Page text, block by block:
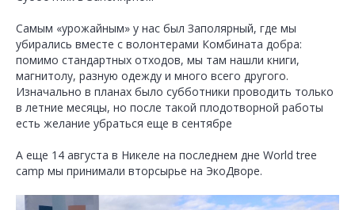
Самым «урожайным» у нас был Заполярный, где мы
убирались вместе с волонтерами Комбината добра:
помимо стандартных отходов, мы там нашли книги,
магнитолу, разную одежду и много всего другого.
Изначально в планах было субботники проводить только
в летние месяцы, но после такой плодотворной работы
есть желание убраться еще в сентябре
А еще 14 августа в Никеле на последнем дне World tree
camp мы принимали вторсырье на ЭкоДворе.